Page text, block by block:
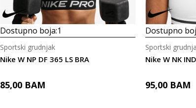
Dostupno boja:1
Nike W NP DF 365 LS BRA
Sportski grudnjak
85,00 BAM
Dostupno
Nike W NK
Sportski
95,00 BAM